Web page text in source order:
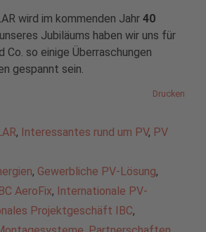
wird im kommenden Jahr 40
Jubiläums haben wir uns für
Co. so einige Überraschungen
gespannt sein.
Drucken
, Interessantes rund um PV, PV
, Gewerbliche PV-Lösung,
AeroFix, Internationale PV-
Projektgeschäft IBC,